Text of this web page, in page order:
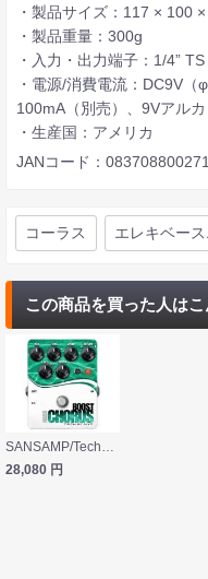
・製品サイズ：117 × 100
・製品重量：300g
・入力・出力端子：1/4”
・電源/消費電流：DC9V
100mA（別売）、9Vアル
・生産国：アメリカ
JANコード：
コーラス エレキベー
この商品を買った人は
SANSAMP/Tech21 Bass Boost Chorus ベース用コーラスエフェクター
28,080 円